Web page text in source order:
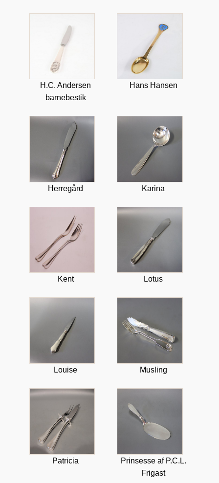
H.C. Andersen
barnebestik
Hans Hansen
Herregård Karina
Kent Lotus
Louise Musling
Patricia
Prinsesse af P.C.L.
Frigast